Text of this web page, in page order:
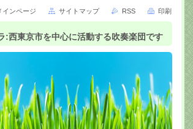
:西東京市を中心に活動する吹奏楽団です
インページ サイトマップ RSS 印刷